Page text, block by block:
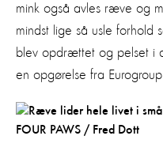
mink også avles ræve og
mindst lige så usle
blev opdrættet og pelset i
en opgørelse fra Eurogroup